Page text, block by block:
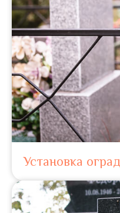
Установка оград